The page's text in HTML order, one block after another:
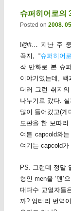
슈퍼히어로의
Posted on 2008.
!@#… 지난 주
꼭지, “슈퍼히어
작 만화로 본 슈
이야기였는데, 백
더러 그런 취지
나누기로 갔다.
많이 들어갔고(게
도판을 한 보따
여튼 capcold와
여기는 capcold
PS. 그런데 정말
형인 men을 ‘멘’
대다수 교열자들
까? 엉터리 번역